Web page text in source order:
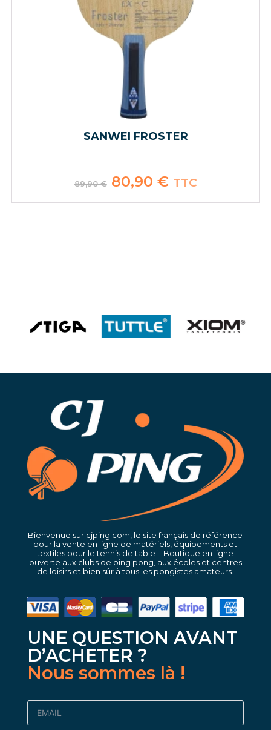
SANWEI FROSTER
89,90€ Le
prix
était :
80,90 €Le
prix
est :
TTC
Bienvenue sur cjping.com, le site français de référence
pour la vente en ligne de matériels, équipements et
textiles pour le tennis de table – Boutique en ligne
ouverte aux clubs de ping pong, aux écoles et centres
de loisirs et bien sûr à tous les pongistes amateurs.
UNE QUESTION AVANT
D’ACHETER ?
Nous sommes là !